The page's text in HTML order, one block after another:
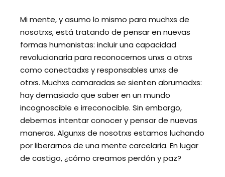
Mi mente, y asumo lo mismo para muchxs de
nosotrxs, está tratando de pensar en nuevas
formas humanistas: incluir una capacidad
revolucionaria para reconocernos unxs a otrxs
como conectadxs y responsables unxs de
otrxs. Muchxs camaradas se sienten abrumadxs:
hay demasiado que saber en un mundo
incognoscible e irreconocible. Sin embargo,
debemos intentar conocer y pensar de nuevas
maneras. Algunxs de nosotrxs estamos luchando
por liberarnos de una mente carcelaria. En lugar
de castigo, ¿cómo creamos perdón y paz?